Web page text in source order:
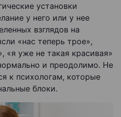
установки
у него или у нее
взглядов на
«нас теперь трое»,
«я уже не такая красивая»
и преодолимо. Не
к психологам, которые
блоки.